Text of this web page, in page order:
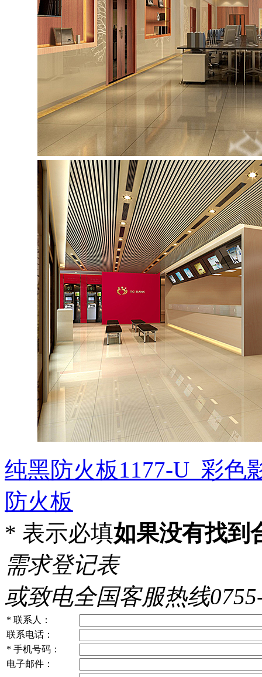
纯黑防火板1177-U_彩色
防火板
* 表示必填如果没有找到
需求登记表
或致电全国客服热线
* 联系人：
联系电话：
* 手机号码：
电子邮件：